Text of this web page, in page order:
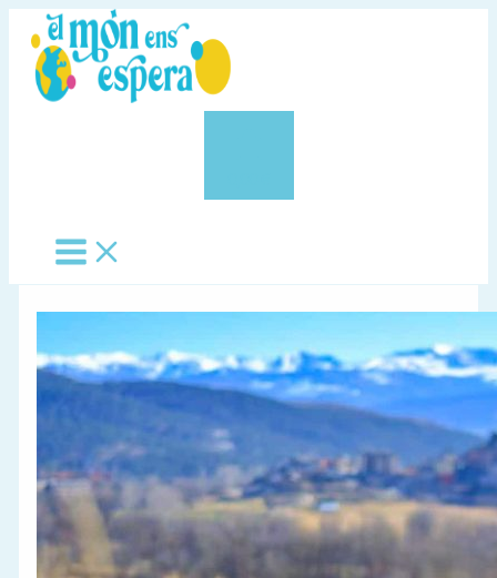
contingut